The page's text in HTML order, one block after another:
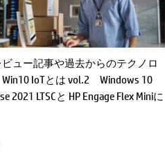
ュー記事や過去からのテクノロ
IoTとは vol.2 Windows 10
2021 LTSCと HP Engage Flex Miniに